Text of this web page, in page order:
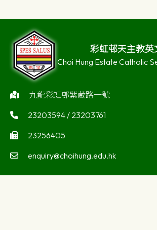
彩虹邨天主教英
Choi Hung Estate Catholic
九龍彩虹邨紫葳路一號
23203594 / 23203761
23256405
enquiry@choihung.edu.hk